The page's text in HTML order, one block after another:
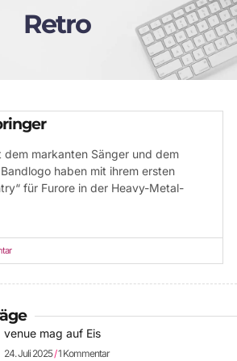
Retro
dem markanten Sänger und dem
haben mit ihrem ersten
für Furore in der Heavy-Metal-
venue mag auf Eis
24. Juli 2025 1 Kommentar